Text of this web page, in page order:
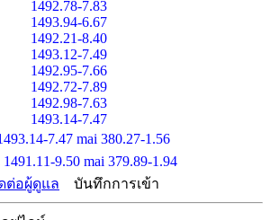
1492.78-7.83
1493.94-6.67
1492.21-8.40
1493.12-7.49
1492.95-7.66
1492.72-7.89
1492.98-7.63
1493.14-7.47
7.47 mai 380.27-1.56
9.50 mai 379.89-1.94
ต่อผู้ดูแล
บันทึกการเข้า